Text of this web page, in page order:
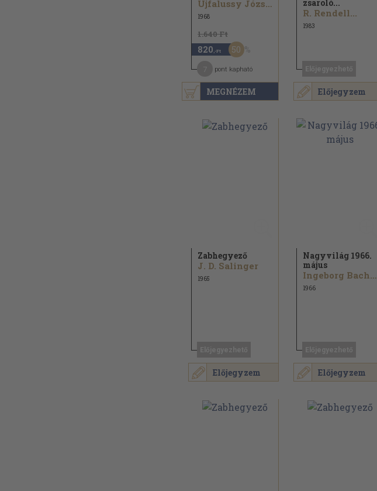
MEGNÉZEM
Ujfalussy József...
1968
1.640 Ft
820 ,-Ft 50
pont kapható
Előjegyzem
zsaroló...
R. Rendell...
1983
Előjegyzem
Zabhegyező
J. D. Salinger
1965
Előjegyzem
Nagyvilág 1966.
május
Ingeborg Bachmann...
1966